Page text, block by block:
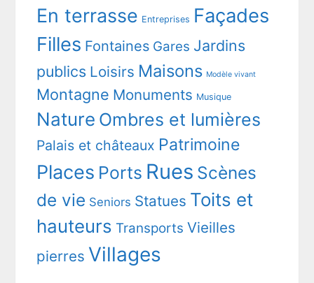
En terrasse Entreprises Façades
Filles Fontaines Gares Jardins
publics Loisirs Maisons Modèle vivant
Montagne Monuments Musique
Nature Ombres et lumières
Palais et châteaux Patrimoine
Places Ports Rues Scènes
de vie Seniors Statues Toits et
hauteurs Transports Vieilles
pierres Villages